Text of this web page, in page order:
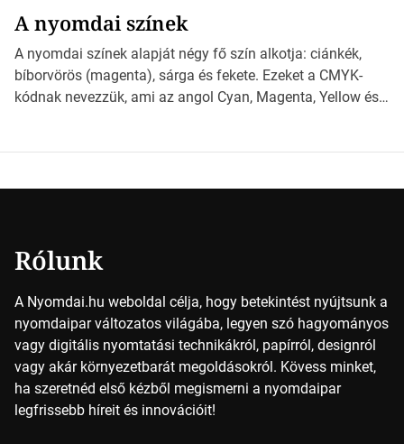
*Hirdetés Ebben a cikkben a papírméretek izgalmas
világába kalauzolunk el téged, hogy jobban megértsd,
milyen szempontok alapján érdemes választanod a
jövőben. Bevezetés a papírméretek világába A […]
A nyomdai színek
A nyomdai színek alapját négy fő szín alkotja: ciánkék,
bíborvörös (magenta), sárga és fekete. Ezeket a CMYK-
kódnak nevezzük, ami az angol Cyan, Magenta, Yellow és
Rólunk
A Nyomdai.hu weboldal célja, hogy betekintést nyújtsunk a
nyomdaipar változatos világába, legyen szó hagyományos
vagy digitális nyomtatási technikákról, papírról, designról
vagy akár környezetbarát megoldásokról. Kövess minket,
ha szeretnéd első kézből megismerni a nyomdaipar
legfrissebb híreit és innovációit!